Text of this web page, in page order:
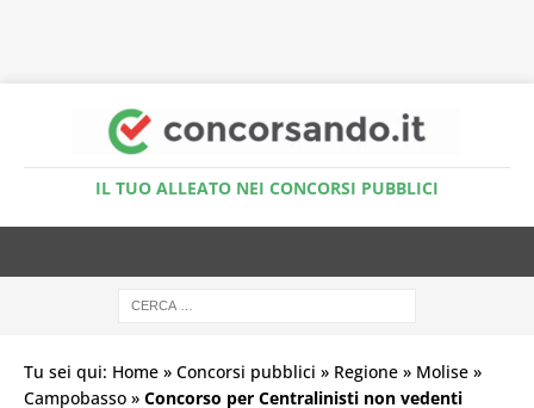
IL TUO ALLEATO NEI CONCORSI PUBBLICI
Tu sei qui: Home » Concorsi pubblici » Regione » Molise »
Campobasso » Concorso per Centralinisti non vedenti